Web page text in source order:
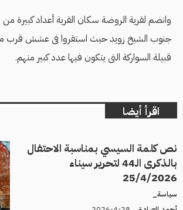
وانضم لقرية الروضة سكان القرية أعداد كبيرة
جنوب الشيخ زويد حيث استقروا فى عشش قرب
قبيلة السواركة التى يتكون فيها عدد كبير منهم.
اقرأ أيضا
نص كلمة السيسي بمناسبة الاحتفال
بالذكرى الـ44 لتحرير سيناء
25/4/2026
سياسة_